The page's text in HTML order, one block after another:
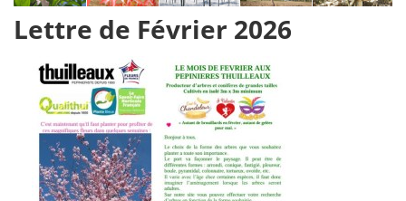
Lettre de Février 2026